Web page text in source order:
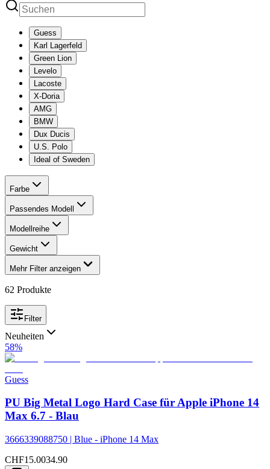
Guess
Karl Lagerfeld
Green Lion
Levelo
Lacoste
X-Doria
AMG
BMW
Dux Ducis
U.S. Polo
Ideal of Sweden
Farbe
Passendes Modell
Modellreihe
Gewicht
Mehr Filter anzeigen
62 Produkte
Filter
Neuheiten
58%
Guess
PU Big Metal Logo Hard Case für Apple iPhone 14
Max 6.7 - Blau
3666339088750 | Blue - iPhone 14 Max
CHF15.0034.90